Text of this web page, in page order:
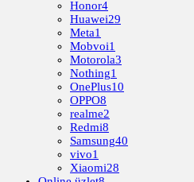
Honor4
Huawei29
Meta1
Mobvoi1
Motorola3
Nothing1
OnePlus10
OPPO8
realme2
Redmi8
Samsung40
vivo1
Xiaomi28